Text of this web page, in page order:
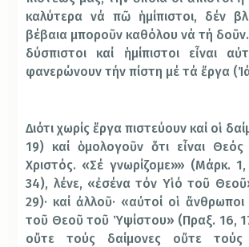
καλύτερα νά πῶ ἡμίπιστοι, δέν
βέβαια μποροῦν καθόλου νά τή δοῦν.
δύσπιστοι καί ἡμίπιστοι εἶναι
φανερώνουν τήν πίστη μέ τά ἔργα
Διότι χωρίς ἔργα πιστεύουν καί οἱ
19) καί ὁμολογοῦν ὅτι εἶναι
Χριστός. «Σέ γνωρίζομε»» (Μάρκ.
34), λένε, «ἐσένα τόν Υἱό τοῦ
29)· καί ἀλλοῦ· «αὐτοί οἱ ἄνθρωποι
τοῦ Θεοῦ τοῦ Ὑψίστου» (Πραξ. 16,
οὔτε τούς δαίμονες οὔτε τούς